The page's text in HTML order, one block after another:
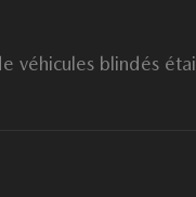
véhicules blindés